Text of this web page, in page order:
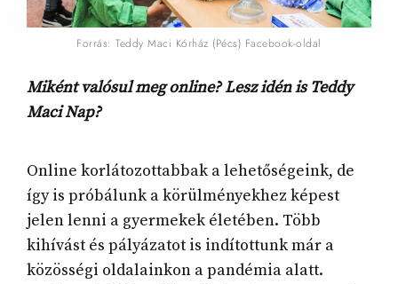
Forrás: Teddy Maci Kórház (Pécs) Facebook-oldal
Miként valósul meg online? Lesz idén is Teddy
Maci Nap?
Online korlátozottabbak a lehetőségeink, de
így is próbálunk a körülményekhez képest
jelen lenni a gyermekek életében. Több
kihívást és pályázatot is indítottunk már a
közösségi oldalainkon a pandémia alatt.